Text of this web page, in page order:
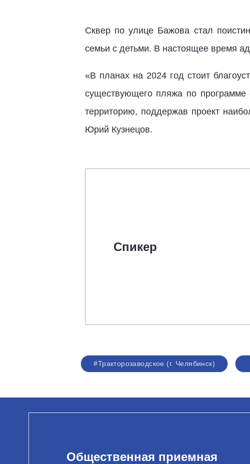
Сквер по улице Бажова стал
семьи с детьми. В настоящее время
«В планах на 2024 год стоит
существующего пляжа по
территорию, поддержав проект
Юрий Кузнецов.
Спикер
#Тракторозаводское (г. Челябинск)
Общественная приемная